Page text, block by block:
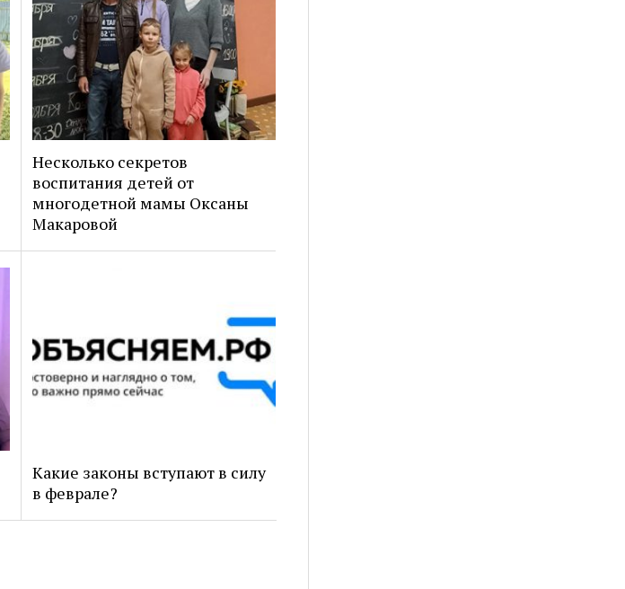
Несколько секретов
воспитания детей от
многодетной мамы Оксаны
Макаровой
Какие законы вступают в силу
в феврале?